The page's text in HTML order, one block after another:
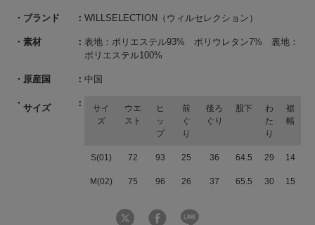
ブランド WILLSELECTION（ウィルセレクション）
素材
表地：ポリエステル93% ポリウレタン7% 裏地：
ポリエステル100%
原産国 中国
サイズ
サイ
ズ
ウエ
スト
ヒ
ッ
プ
前
ぐ
り
後ろ
ぐり
股下
わ
た
り
裾
幅
S(01) 72 93 25 36 64.5 29 14
M(02) 75 96 26 37 65.5 30 15